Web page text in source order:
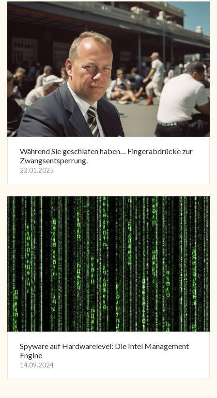
Während Sie geschlafen haben… Fingerabdrücke zur
Zwangsentsperrung.
22.01.2025
Spyware auf Hardwarelevel: Die Intel Management
Engine
14.09.2024